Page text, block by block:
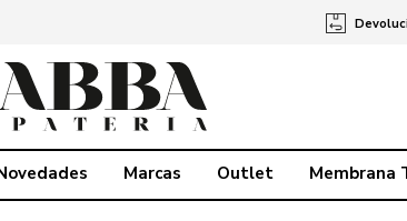
Marcas Outlet Membrana